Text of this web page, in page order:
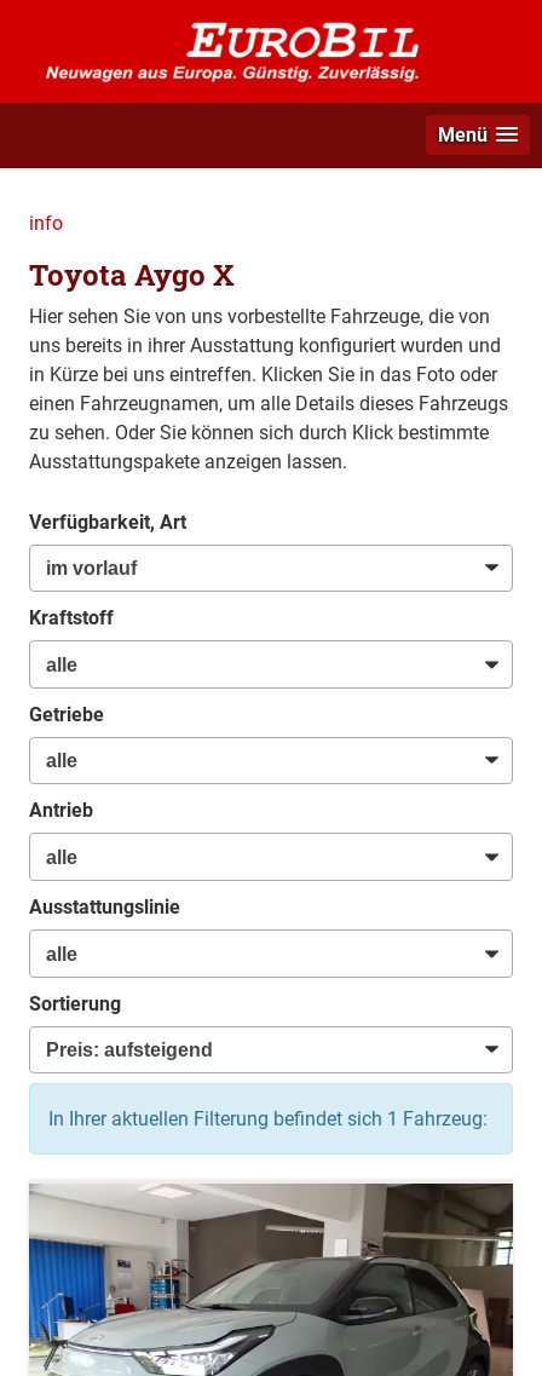
Menü
info
Toyota Aygo X
Hier sehen Sie von uns vorbestellte Fahrzeuge, die von
uns bereits in ihrer Ausstattung konfiguriert wurden und
in Kürze bei uns eintreffen. Klicken Sie in das Foto oder
einen Fahrzeugnamen, um alle Details dieses Fahrzeugs
zu sehen. Oder Sie können sich durch Klick bestimmte
Ausstattungspakete anzeigen lassen.
Verfügbarkeit, Art
Kraftstoff
Getriebe
Antrieb
Ausstattungslinie
Sortierung
In Ihrer aktuellen Filterung befindet sich 1 Fahrzeug: